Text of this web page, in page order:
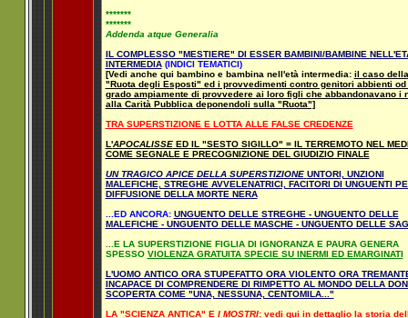
*******
*******
Addenda atque Generalia
IL COMPLESSO "MESTIERE" DI ESSER BAMBINI/BAMBINE
INTERMEDIA(INDICI TEMATICI)
[Vedi anche qui bambino e bambina nell'età intermedia: il caso della
"Ruota degli Esposti" ed i provvedimenti contro genitori abbienti od
grado ampiamente di provvedere ai loro figli che abbandonavano i
alla Carità Pubblica deponendoli sulla "Ruota"]
TRA SUPERSTIZIONE E LOTTA ALLE FALSE CREDENZE
L'APOCALISSEED IL "SESTO SIGILLO" = IL TERREMOTO NEL
COME SEGNALE E PRECOGNIZIONE DEL GIUDIZIO FINALE
UN TRAGICO APICE DELLA SUPERSTIZIONE UNTORI, UNZIONI
MALEFICHE, STREGHE AVVELENATRICI, FACITORI DI UNGUENTI
DIFFUSIONE DELLA MORTE NERA
...ED ANCORA: UNGUENTO DELLE STREGHE - UNGUENTO DELLE
MALEFICHE - UNGUENTO DELLE MASCHE - UNGUENTO DELLE
...E LA SUPERSTIZIONE FIGLIA DI IGNORANZA E PAURA GENERA
SPESSO VIOLENZA GRATUITA SPECIE SU INERMI ED EMARGINATI
L'UOMO ANTICO ORA STUPEFATTO ORA VIOLENTO ORA
INCAPACE DI COMPRENDERE DI RIMPETTO AL MONDO DELLA
SCOPERTA COME "UNA, NESSUNA, CENTOMILA..."
LA "SCIENZA ANTICA" E I MOSTRI: vedi qui in dettaglio la storia